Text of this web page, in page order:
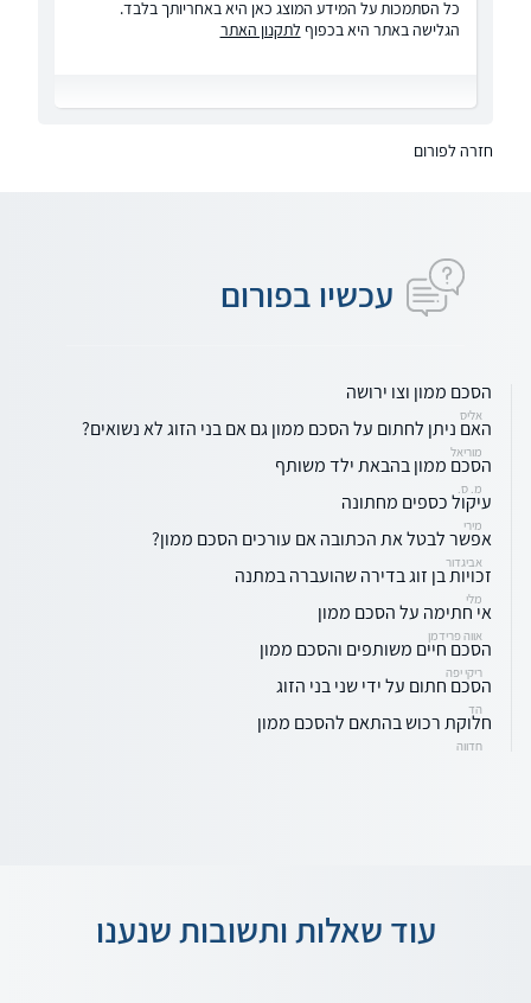
כל הסתמכות על המידע המוצג כאן היא באחריותך בלבד.
הגלישה באתר היא בכפוף לתקנון האתר
חזרה לפורום
עכשיו בפורום
הסכם ממון וצו ירושה
אליס
האם ניתן לחתום על הסכם ממון גם אם בני הזוג לא נשואים?
מוריאל
הסכם ממון בהבאת ילד משותף
מ. ס.
עיקול כספים מחתונה
מירי
אפשר לבטל את הכתובה אם עורכים הסכם ממון?
אביגדור
זכויות בן זוג בדירה שהועברה במתנה
מלי
אי חתימה על הסכם ממון
אווה פרידמן
הסכם חיים משותפים והסכם ממון
ריקי יפה
הסכם חתום על ידי שני בני הזוג
הד
חלוקת רכוש בהתאם להסכם ממון
חדווה
עוד שאלות ותשובות שנענו